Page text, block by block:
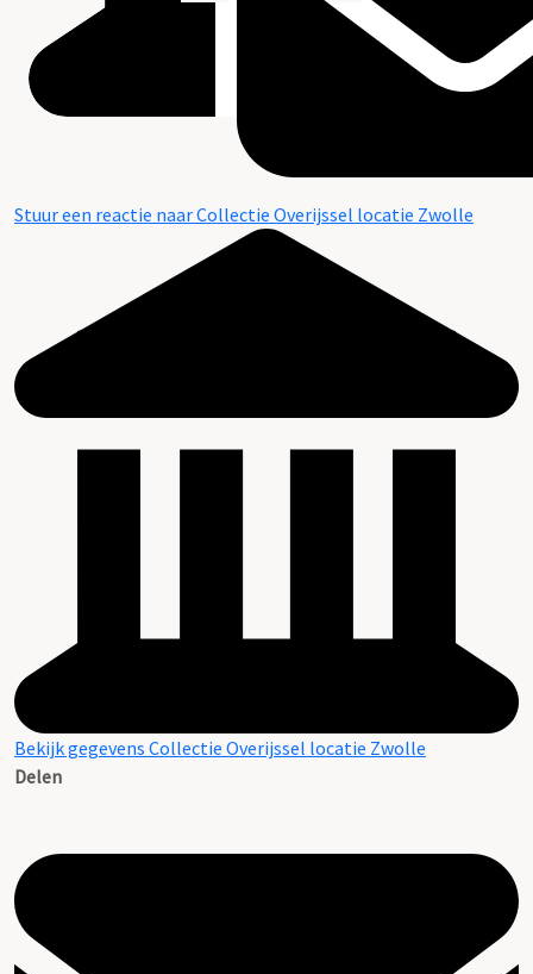
Stuur een reactie naar Collectie Overijssel locatie Zwolle
Bekijk gegevens Collectie Overijssel locatie Zwolle
Delen